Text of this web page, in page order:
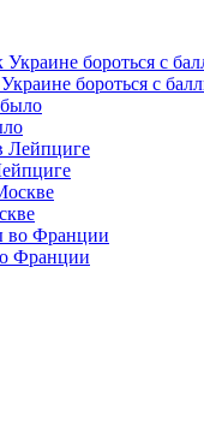
бороться с
Франции